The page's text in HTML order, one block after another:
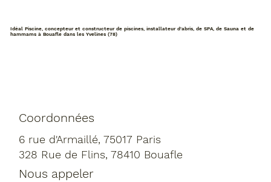
Idéal Piscine, concepteur et constructeur de piscines, installateur d'abris, de SPA, de Sauna et de
hammams à Bouafle dans les Yvelines (78)
Coordonnées
6 rue d'Armaillé, 75017 Paris
328 Rue de Flins, 78410 Bouafle
Nous appeler